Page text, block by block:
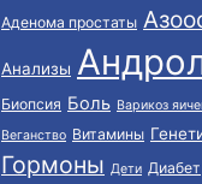
Аденома простаты
Анализы
Биопсия Боль Варикоз
Веганство Витамины
Гормоны Дети Диабет